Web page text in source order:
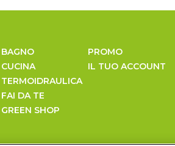
BAGNO
CUCINA
TERMOIDRAULICA
FAI DA TE
GREEN SHOP
PROMO
IL TUO ACCOUNT